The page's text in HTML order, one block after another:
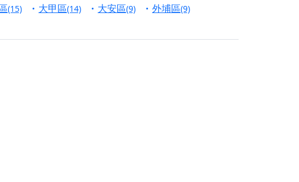
大天尊」 親自坐鎮主法！幫你累積的功德福報自然
投土地公埔，祈願闔家平安、地方祥和、福運綿長。
同沐母娘慈光，共祈平安吉祥
冥陽兩利、闔家平安的殊勝因緣。
福田
家庭回憶
難忘。
一份感謝守護的虔誠心意
前來參香，共同向七娘媽祝壽祈福
(15) 大甲區(14) 大安區(9) 外埔區(9)